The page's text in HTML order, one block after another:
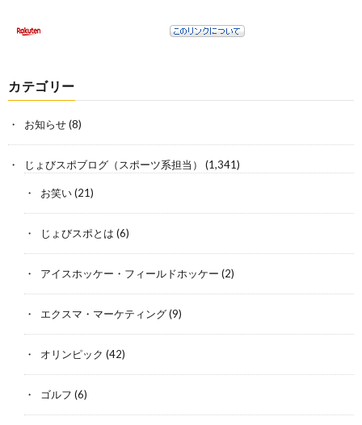
カテゴリー
お知らせ(8)
じょびスポブログ（スポーツ系担当） (1,341)
お笑い(21)
じょびスポとは (6)
アイスホッケー・フィールドホッケー (2)
エクスマ・マーケティング(9)
オリンピック (42)
ゴルフ (6)